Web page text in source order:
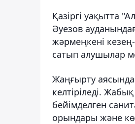
Қазіргі уақытта
Әуезов
жәрмеңкені
сатып алушылар
Жаңғырту
келтіріледі.
бейімделген
орындары және